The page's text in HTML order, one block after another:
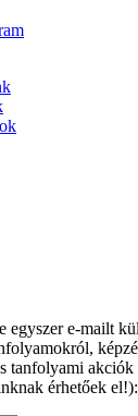
egyszer e-mailt
tanfolyami akciók
érhetőek el!):